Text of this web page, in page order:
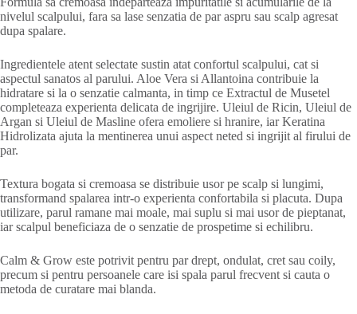
nivelul scalpului, fara sa lase senzatia de par aspru sau scalp agresat
dupa spalare.
Ingredientele atent selectate sustin atat confortul scalpului, cat si
aspectul sanatos al parului. Aloe Vera si Allantoina contribuie la
hidratare si la o senzatie calmanta, in timp ce Extractul de Musetel
completeaza experienta delicata de ingrijire. Uleiul de Ricin, Uleiul de
Argan si Uleiul de Masline ofera emoliere si hranire, iar Keratina
Hidrolizata ajuta la mentinerea unui aspect neted si ingrijit al firului de
par.
Textura bogata si cremoasa se distribuie usor pe scalp si lungimi,
transformand spalarea intr-o experienta confortabila si placuta. Dupa
utilizare, parul ramane mai moale, mai suplu si mai usor de pieptanat,
iar scalpul beneficiaza de o senzatie de prospetime si echilibru.
Calm & Grow este potrivit pentru par drept, ondulat, cret sau coily,
precum si pentru persoanele care isi spala parul frecvent si cauta o
metoda de curatare mai blanda.